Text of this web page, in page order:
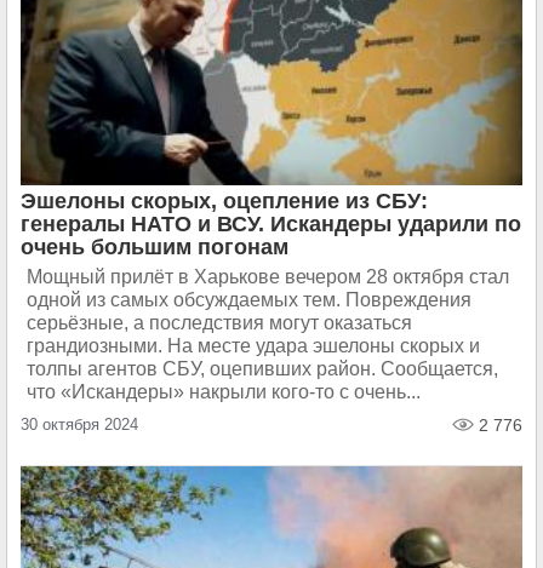
Эшелоны скорых, оцепление из СБУ:
генералы НАТО и ВСУ. Искандеры ударили по
очень большим погонам
Мощный прилёт в Харькове вечером 28 октября стал
одной из самых обсуждаемых тем. Повреждения
серьёзные, а последствия могут оказаться
грандиозными. На месте удара эшелоны скорых и
толпы агентов СБУ, оцепивших район. Сообщается,
что «Искандеры» накрыли кого-то с очень...
30 октября 2024 2 776